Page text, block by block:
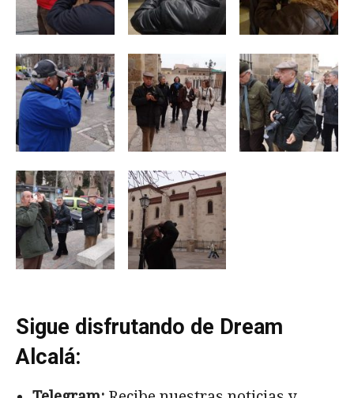
Sigue disfrutando de Dream
Alcalá: